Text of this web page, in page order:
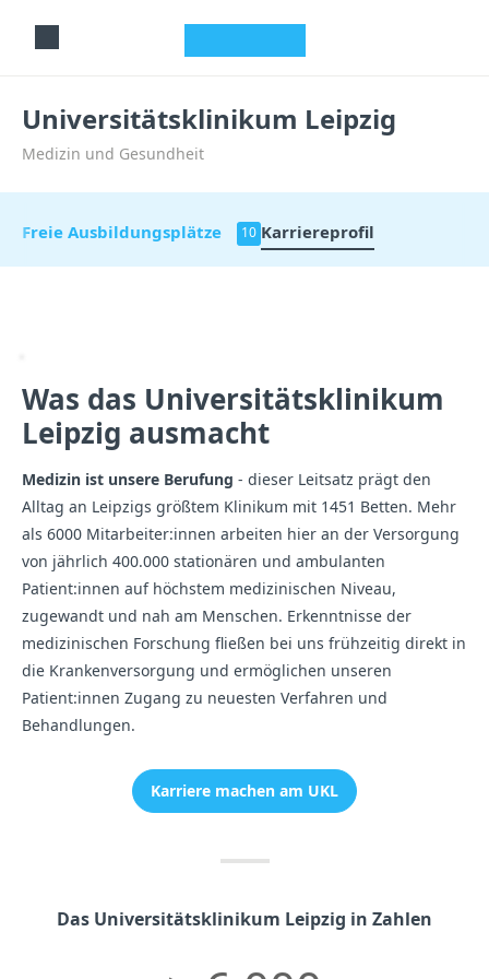
Universitätsklinikum Leipzig
Medizin und Gesundheit
Freie Ausbildungsplätze 10 Karriereprofil
Was das Universitätsklinikum
Leipzig ausmacht
Medizin ist unsere Berufung - dieser Leitsatz prägt den
Alltag an Leipzigs größtem Klinikum mit 1451 Betten. Mehr
als 6000 Mitarbeiter:innen arbeiten hier an der Versorgung
von jährlich 400.000 stationären und ambulanten
Patient:innen auf höchstem medizinischen Niveau,
zugewandt und nah am Menschen. Erkenntnisse der
medizinischen Forschung fließen bei uns frühzeitig direkt in
die Krankenversorgung und ermöglichen unseren
Patient:innen Zugang zu neuesten Verfahren und
Behandlungen.
Karriere machen am UKL
Das Universitätsklinikum Leipzig in Zahlen